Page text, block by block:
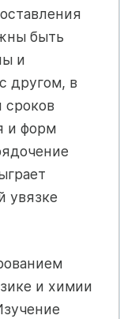
быть
и
другом, в
сроков
и форм
увязке
и химии